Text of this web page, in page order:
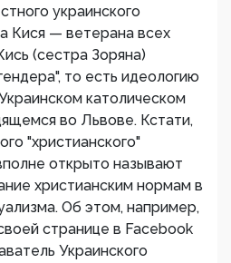
украинского
Кися — ветерана всех
(сестра Зоряна)
то есть идеологию
католическом
во Львове. Кстати,
"христианского"
открыто называют
христианским нормам в
Об этом, например,
странице в Facebook
Украинского